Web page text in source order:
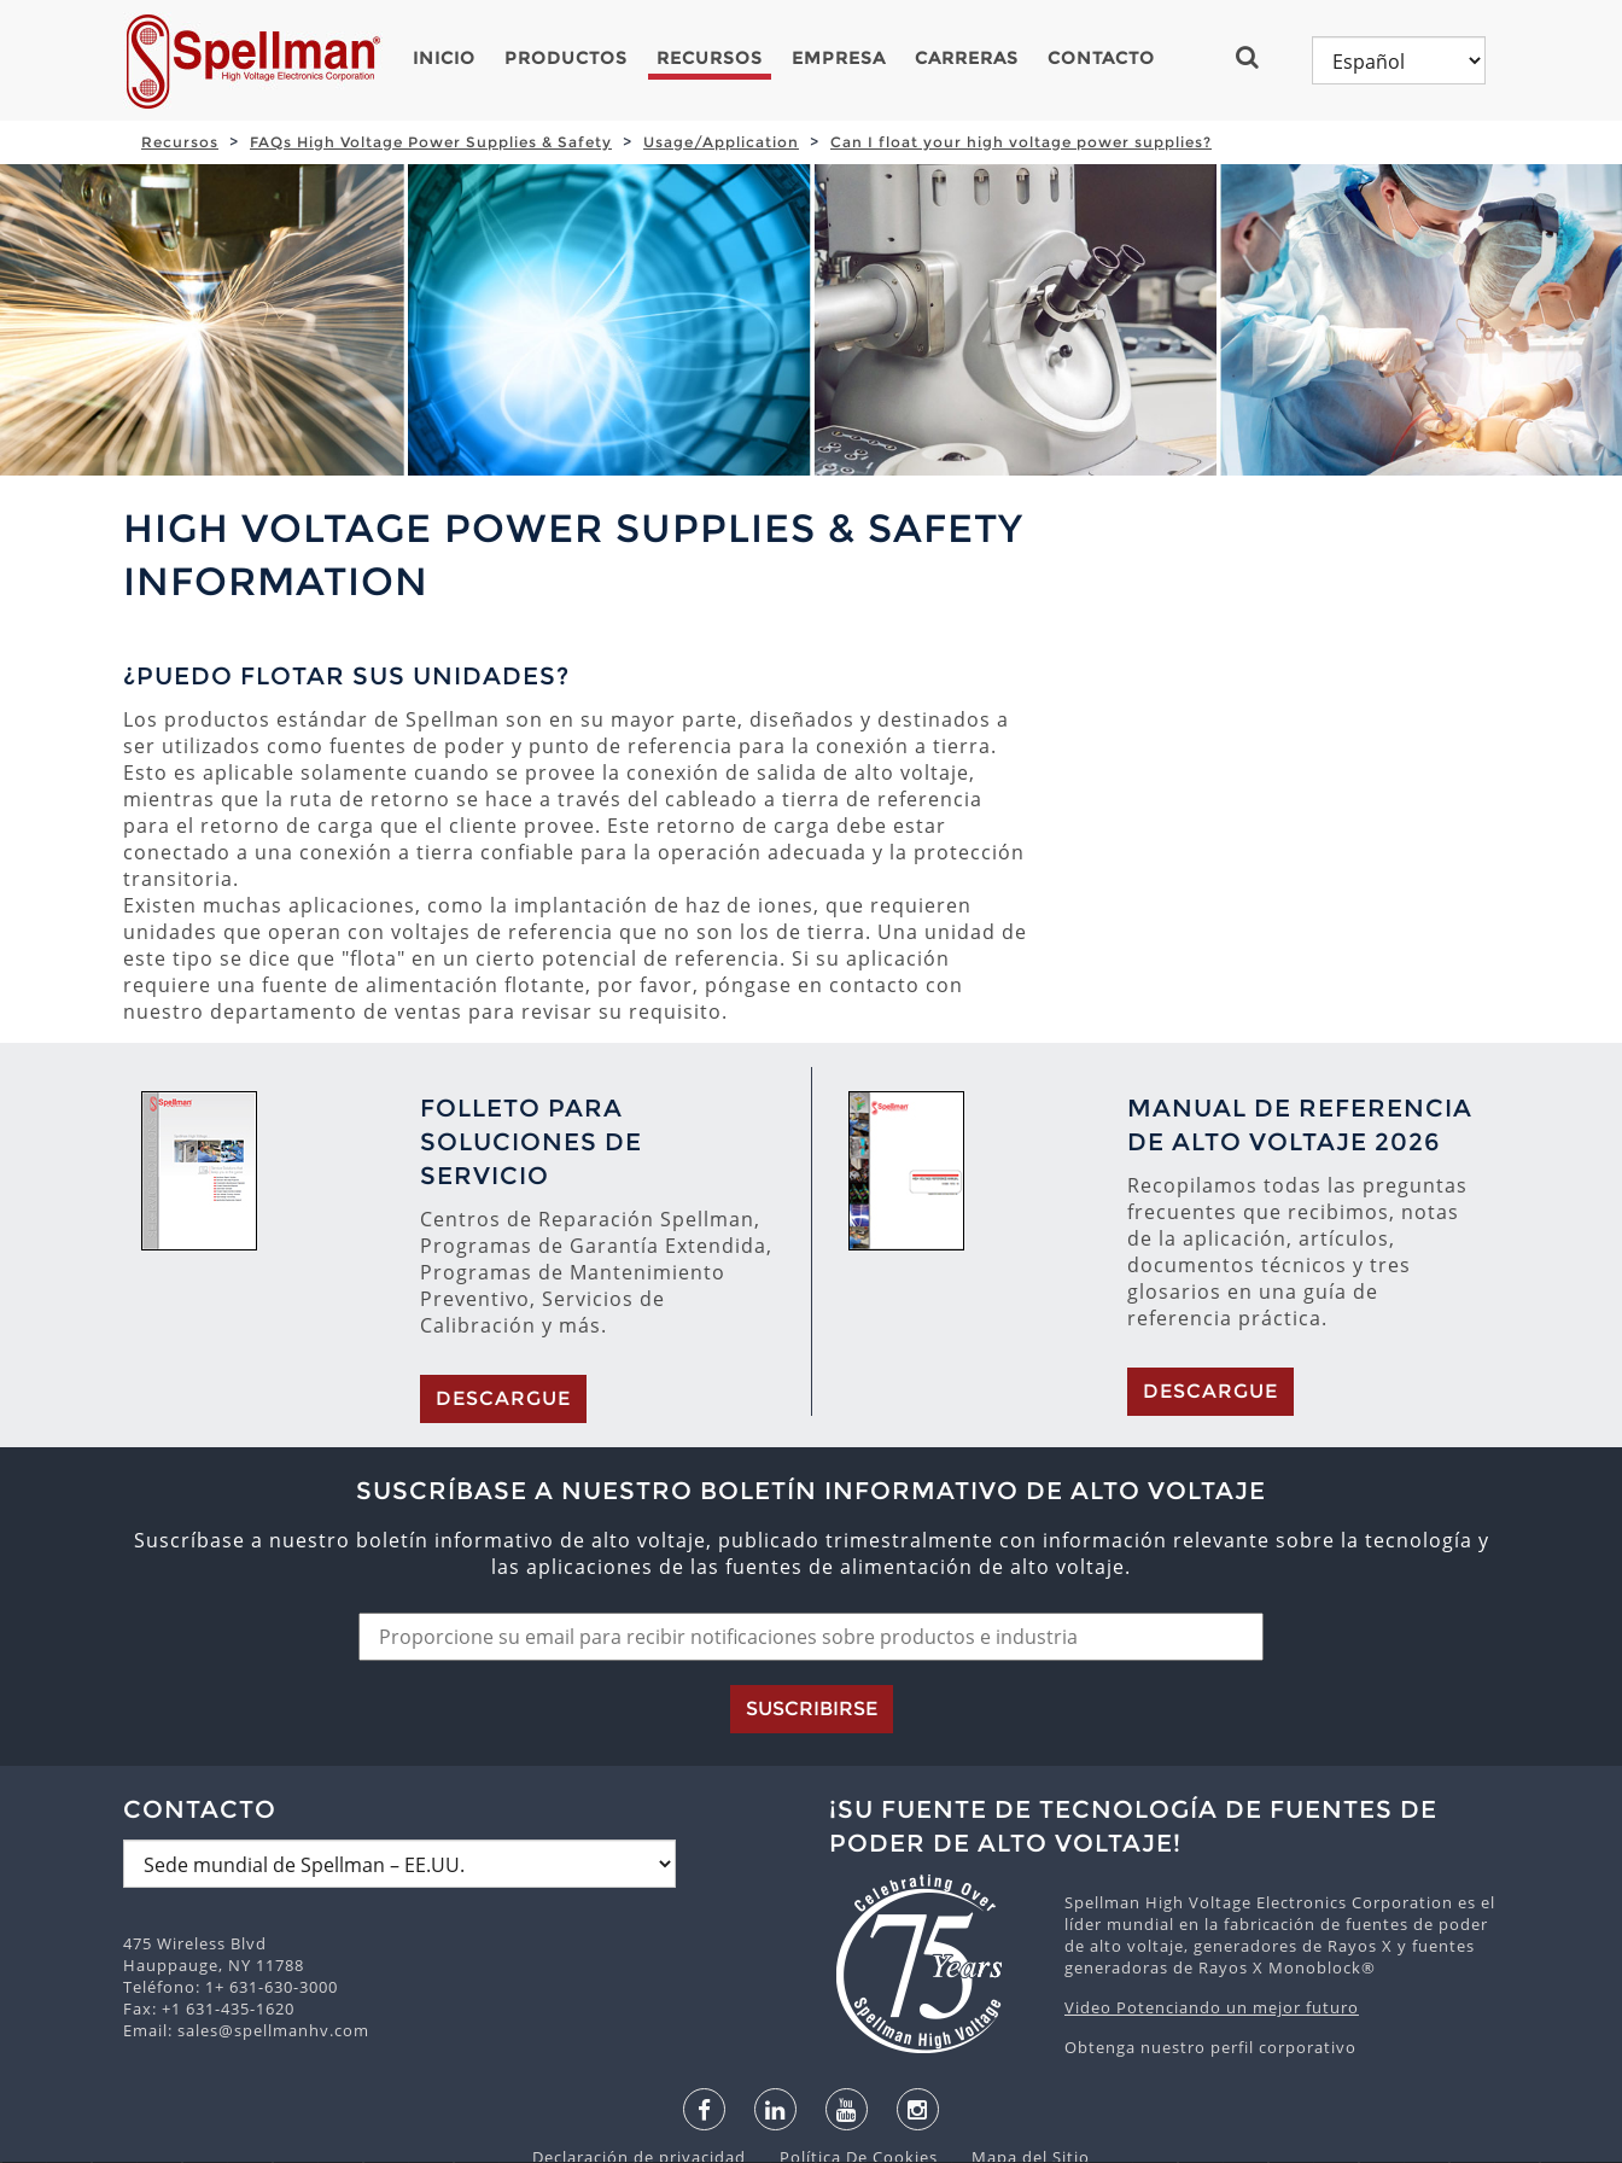
INICIO PRODUCTOS RECURSOS EMPRESA CARRERAS CONTACTO
Recursos FAQs High Voltage Power Supplies & Safety Usage/Application Can I float your high voltage power supplies?
HIGH VOLTAGE POWER SUPPLIES & SAFETY
INFORMATION
¿PUEDO FLOTAR SUS UNIDADES?
Los productos estándar de Spellman son en su mayor parte, diseñados y destinados a
ser utilizados como fuentes de poder y punto de referencia para la conexión a tierra.
Esto es aplicable solamente cuando se provee la conexión de salida de alto voltaje,
mientras que la ruta de retorno se hace a través del cableado a tierra de referencia
para el retorno de carga que el cliente provee. Este retorno de carga debe estar
conectado a una conexión a tierra confiable para la operación adecuada y la protección
transitoria.
Existen muchas aplicaciones, como la implantación de haz de iones, que requieren
unidades que operan con voltajes de referencia que no son los de tierra. Una unidad de
este tipo se dice que "flota" en un cierto potencial de referencia. Si su aplicación
requiere una fuente de alimentación flotante, por favor, póngase en contacto con
nuestro departamento de ventas para revisar su requisito.
FOLLETO PARA
SOLUCIONES DE
SERVICIO
Centros de Reparación Spellman,
Programas de Garantía Extendida,
Programas de Mantenimiento
Preventivo, Servicios de
Calibración y más.
DESCARGUE
MANUAL DE REFERENCIA
DE ALTO VOLTAJE 2026
Recopilamos todas las preguntas
frecuentes que recibimos, notas
de la aplicación, artículos,
documentos técnicos y tres
glosarios en una guía de
referencia práctica.
DESCARGUE
SUSCRÍBASE A NUESTRO BOLETÍN INFORMATIVO DE ALTO VOLTAJE
Suscríbase a nuestro boletín informativo de alto voltaje, publicado trimestralmente con información relevante sobre la tecnología y
las aplicaciones de las fuentes de alimentación de alto voltaje.
SUSCRIBIRSE
CONTACTO
475 Wireless Blvd
Hauppauge, NY 11788
Teléfono: 1+ 631-630-3000
Fax: +1 631-435-1620
Email: sales@spellmanhv.com
¡SU FUENTE DE TECNOLOGÍA DE FUENTES DE
PODER DE ALTO VOLTAJE!
Spellman High Voltage Electronics Corporation es el
líder mundial en la fabricación de fuentes de poder
de alto voltaje, generadores de Rayos X y fuentes
generadoras de Rayos X Monoblock®
Video Potenciando un mejor futuro
Obtenga nuestro perfil corporativo
Declaración de privacidad Política De Cookies Mapa del Sitio